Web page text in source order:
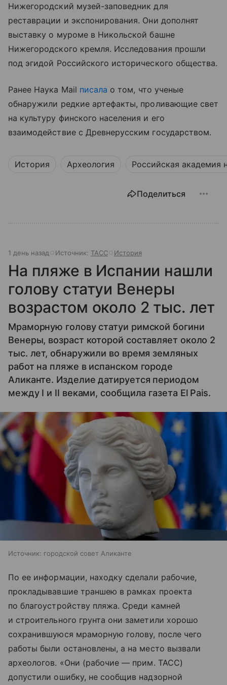
Нижегородский музей-заповедник для
реставрации и экспонирования. Они дополнят
выставку о муроме в Никольской башне
Нижегородского кремля. Исследования прошли
под эгидой Российского исторического общества.
Ранее Наука Mail писала о том, что ученые
обнаружили редкие артефакты, проливающие свет
на культуру финского населения и его
взаимодействие с Древнерусским государством.
История Археология Российская академия
Поделиться
1 день назад Источник: ТАСС История
На пляже в Испании нашли
голову статуи Венеры
возрастом около 2 тыс. лет
Мраморную голову статуи римской богини
Венеры, возраст которой составляет около 2
тыс. лет, обнаружили во время земляных
работ на пляже в испанском городе
Аликанте. Изделие датируется периодом
между I и II веками, сообщила газета El Pais.
Источник: городской совет Аликанте
По ее информации, находку сделали рабочие,
прокладывавшие траншею в рамках проекта
по благоустройству пляжа. Среди камней
и строительного грунта они заметили хорошо
сохранившуюся мраморную голову, после чего
работы были остановлены, а на место вызвали
археологов. «Они (рабочие — прим. ТАСС)
допустили ошибку, не сообщив надзорной